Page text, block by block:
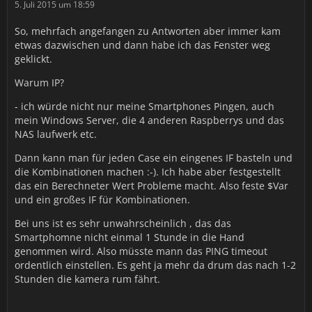
5. Juli 2015 um 18:59
So, mehrfach angefangen zu Antworten aber immer kam
etwas dazwischen und dann habe ich das Fenster weg
geklickt.
Warum IP?
- ich würde nicht nur meine Smartphones Pingen, auch
mein Windows Server, die 4 anderen Raspberrys und das
NAS laufwerk etc.
Dann kann man für jeden Case ein eingenes IF basteln und
die Kombinationen machen :-). Ich habe aber festgestellt
das ein Berechneter Wert Probleme macht. Also feste $Var
und ein großes IF für Kombinationen.
Bei uns ist es sehr unwahrscheinlich , das das
Smartphomne nicht einmal 1 Stunde in die Hand
genommen wird. Also müsste mann das PING timeout
ordentlich einstellen. Es geht ja mehr da drum das nach 1-2
Stunden die kamera rum fährt.